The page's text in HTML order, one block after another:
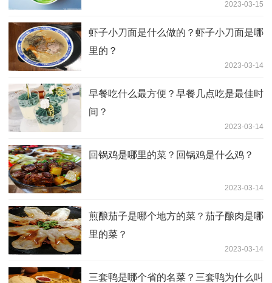
2023-03-15
虾子小刀面是什么做的？虾子小刀面是哪
里的？
2023-03-14
早餐吃什么最方便？早餐几点吃是最佳时
间？
2023-03-14
回锅鸡是哪里的菜？回锅鸡是什么鸡？
2023-03-14
煎酿茄子是哪个地方的菜？茄子酿肉是哪
里的菜？
2023-03-14
三套鸭是哪个省的名菜？三套鸭为什么叫